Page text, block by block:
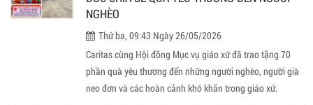
NGHÈO
Thứ ba, 09:43 Ngày 26/05/2026
Caritas cùng Hội đồng Mục vụ giáo xứ đã trao tặng 70
phần quà yêu thương đến những người nghèo, người già
neo đơn và các hoàn cảnh khó khăn trong giáo xứ.